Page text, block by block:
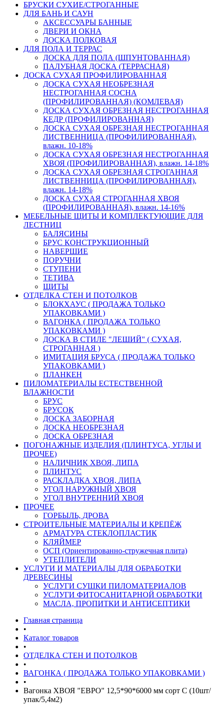
БРУСКИ СУХИЕ/СТРОГАННЫЕ
ДЛЯ БАНЬ И САУН
АКСЕССУАРЫ БАННЫЕ
ДВЕРИ И ОКНА
ДОСКА ПОЛКОВАЯ
ДЛЯ ПОЛА И ТЕРРАС
ДОСКА ДЛЯ ПОЛА (ШПУНТОВАННАЯ)
ПАЛУБНАЯ ДОСКА (ТЕРРАСНАЯ)
ДОСКА СУХАЯ ПРОФИЛИРОВАННАЯ
ДОСКА СУХАЯ НЕОБРЕЗНАЯ
НЕСТРОГАННАЯ СОСНА
(ПРОФИЛИРОВАННАЯ) (КОМЛЕВАЯ)
ДОСКА СУХАЯ ОБРЕЗНАЯ НЕСТРОГАННАЯ
КЕДР (ПРОФИЛИРОВАННАЯ)
ДОСКА СУХАЯ ОБРЕЗНАЯ НЕСТРОГАННАЯ
ЛИСТВЕННИЦА (ПРОФИЛИРОВАННАЯ),
влажн. 10-18%
ДОСКА СУХАЯ ОБРЕЗНАЯ НЕСТРОГАННАЯ
ХВОЯ (ПРОФИЛИРОВАННАЯ), влажн. 14-18%
ДОСКА СУХАЯ ОБРЕЗНАЯ СТРОГАННАЯ
ЛИСТВЕННИЦА (ПРОФИЛИРОВАННАЯ),
влажн. 14-18%
ДОСКА СУХАЯ СТРОГАННАЯ ХВОЯ
(ПРОФИЛИРОВАННАЯ), влажн. 14-16%
МЕБЕЛЬНЫЕ ЩИТЫ И КОМПЛЕКТУЮЩИЕ ДЛЯ
ЛЕСТНИЦ
БАЛЯСИНЫ
БРУС КОНСТРУКЦИОННЫЙ
НАВЕРШИЕ
ПОРУЧНИ
СТУПЕНИ
ТЕТИВА
ЩИТЫ
ОТДЕЛКА СТЕН И ПОТОЛКОВ
БЛОКХАУС ( ПРОДАЖА ТОЛЬКО
УПАКОВКАМИ )
ВАГОНКА ( ПРОДАЖА ТОЛЬКО
УПАКОВКАМИ )
ДОСКА В СТИЛЕ "ЛЕШИЙ" ( СУХАЯ,
СТРОГАННАЯ )
ИМИТАЦИЯ БРУСА ( ПРОДАЖА ТОЛЬКО
УПАКОВКАМИ )
ПЛАНКЕН
ПИЛОМАТЕРИАЛЫ ЕСТЕСТВЕННОЙ
ВЛАЖНОСТИ
БРУС
БРУСОК
ДОСКА ЗАБОРНАЯ
ДОСКА НЕОБРЕЗНАЯ
ДОСКА ОБРЕЗНАЯ
ПОГОНАЖНЫЕ ИЗДЕЛИЯ (ПЛИНТУСА, УГЛЫ И
ПРОЧЕЕ)
НАЛИЧНИК ХВОЯ, ЛИПА
ПЛИНТУС
РАСКЛАДКА ХВОЯ, ЛИПА
УГОЛ НАРУЖНЫЙ ХВОЯ
УГОЛ ВНУТРЕННИЙ ХВОЯ
ПРОЧЕЕ
ГОРБЫЛЬ, ДРОВА
СТРОИТЕЛЬНЫЕ МАТЕРИАЛЫ И КРЕПЁЖ
АРМАТУРА СТЕКЛОПЛАСТИК
КЛЯЙМЕР
ОСП (Ориентированно-стружечная плита)
УТЕПЛИТЕЛИ
УСЛУГИ И МАТЕРИАЛЫ ДЛЯ ОБРАБОТКИ
ДРЕВЕСИНЫ
УСЛУГИ СУШКИ ПИЛОМАТЕРИАЛОВ
УСЛУГИ ФИТОСАНИТАРНОЙ ОБРАБОТКИ
МАСЛА, ПРОПИТКИ И АНТИСЕПТИКИ
Главная страница
•
Каталог товаров
•
ОТДЕЛКА СТЕН И ПОТОЛКОВ
•
ВАГОНКА ( ПРОДАЖА ТОЛЬКО УПАКОВКАМИ )
•
Вагонка ХВОЯ "ЕВРО" 12,5*90*6000 мм сорт С (10шт/
упак/5,4м2)